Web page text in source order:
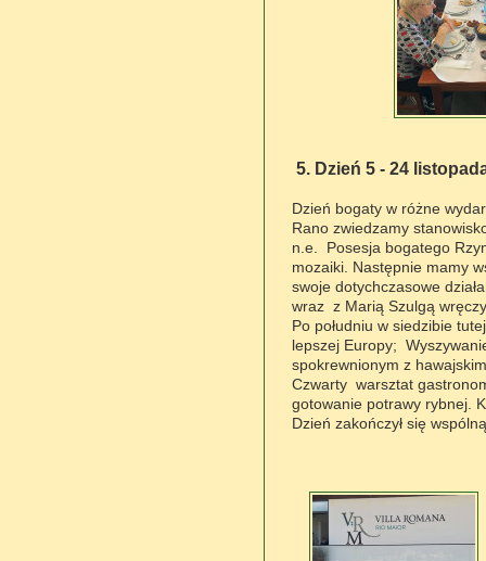
5. Dzień 5 - 24
Dzień bogaty w różne
Rano zwiedzamy
n.e. Posesja bogatego
mozaiki. Następnie mamy
swoje dotychczasowe
wraz z Marią Szulgą
Po południu w siedzibie
lepszej Europy;
spokrewnionym z
Czwarty warsztat
gotowanie potrawy rybnej.
Dzień zakończył się